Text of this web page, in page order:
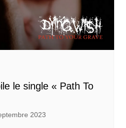
le single « Path To
2023